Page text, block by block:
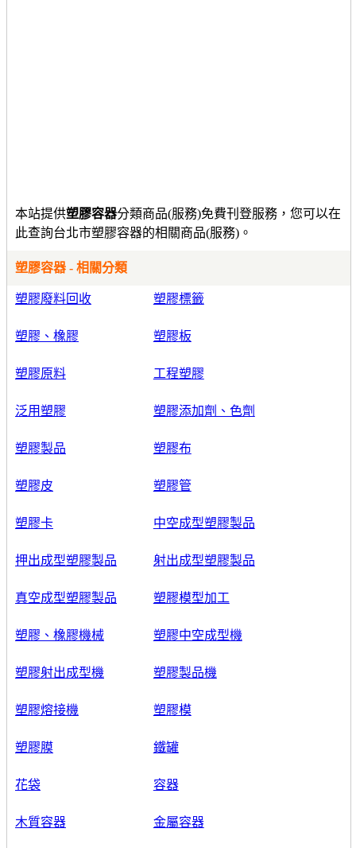
本站提供塑膠容器分類商品(服務)免費刊登服務，您可以在
此查詢台北市塑膠容器的相關商品(服務)。
塑膠容器 - 相關分類
塑膠廢料回收 塑膠標籤
塑膠、橡膠 塑膠板
塑膠原料 工程塑膠
泛用塑膠 塑膠添加劑、色劑
塑膠製品 塑膠布
塑膠皮 塑膠管
塑膠卡 中空成型塑膠製品
押出成型塑膠製品 射出成型塑膠製品
真空成型塑膠製品 塑膠模型加工
塑膠、橡膠機械 塑膠中空成型機
塑膠射出成型機 塑膠製品機
塑膠熔接機 塑膠模
塑膠膜 鐵罐
花袋 容器
木質容器 金屬容器